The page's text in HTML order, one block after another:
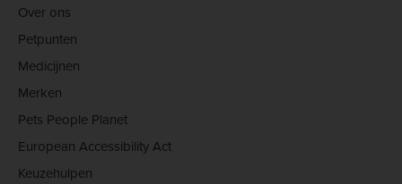
Over ons
Petpunten
Medicijnen
Merken
Pets People Planet
European Accessibility Act
Keuzehulpen